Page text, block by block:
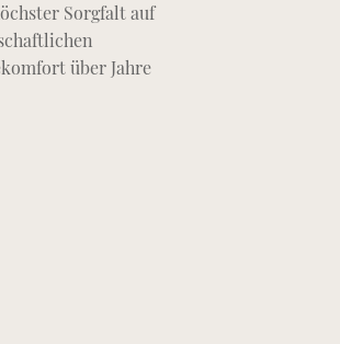
Sorgfalt auf
über Jahre